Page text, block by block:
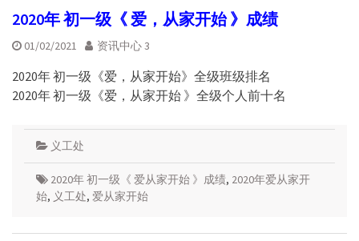
2020年 初一级《 爱，从家开始 》成绩
01/02/2021 资讯中心 3
2020年 初一级《爱，从家开始》全级班级排名
2020年 初一级《爱，从家开始 》全级个人前十名
义工处
2020年 初一级《 爱从家开始 》成绩, 2020年爱从家开
始, 义工处, 爱从家开始